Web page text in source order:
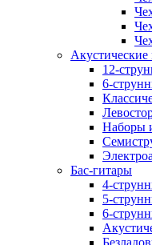
Акустические
12-
6-
Наборы
Бас-гитары
4-
5-
6-